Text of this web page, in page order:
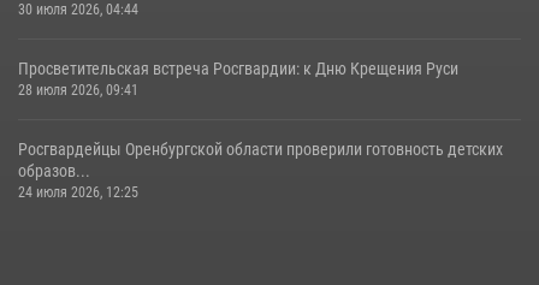
30 июля 2026, 04:44
Просветительская встреча Росгвардии: к Дню Крещения Руси
28 июля 2026, 09:41
Росгвардейцы Оренбургской области проверили готовность детских
образов...
24 июля 2026, 12:25